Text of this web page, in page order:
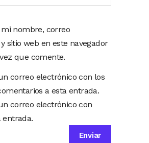
nombre, correo
sitio web en este navegador
que comente.
correo electrónico con los
a esta entrada.
correo electrónico con
entrada.